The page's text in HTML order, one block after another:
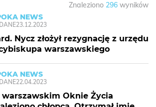
Znaleziono 296 wyników
NEWS
23.12.2023
Nycz złożył rezygnację z urzędu
warszawskiego
NEWS
22.04.2023
warszawskim Oknie Życia